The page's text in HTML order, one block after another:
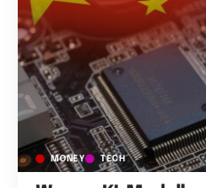
MONEY TECH